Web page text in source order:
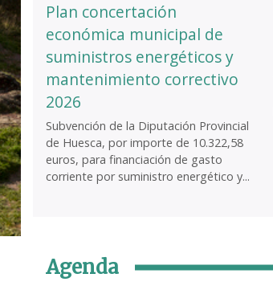
Plan concertación
económica municipal de
suministros energéticos y
mantenimiento correctivo
2026
Subvención de la Diputación Provincial
de Huesca, por importe de 10.322,58
euros, para financiación de gasto
corriente por suministro energético y...
Agenda